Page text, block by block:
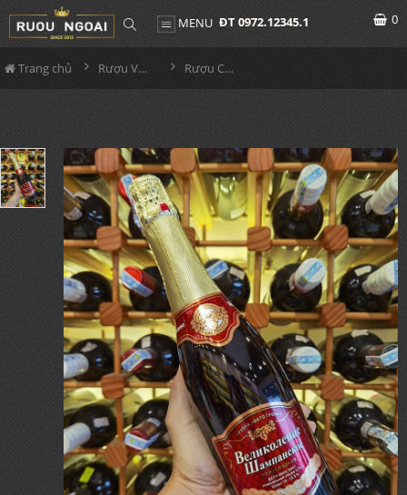
MENU ĐT 0972.12345.1 0
Trang chủ Rượu Vang Rượu Champagne Nga 11 đồng tiền